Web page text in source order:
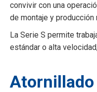
convivir con una
de montaje y producción
La Serie S permite
estándar o alta